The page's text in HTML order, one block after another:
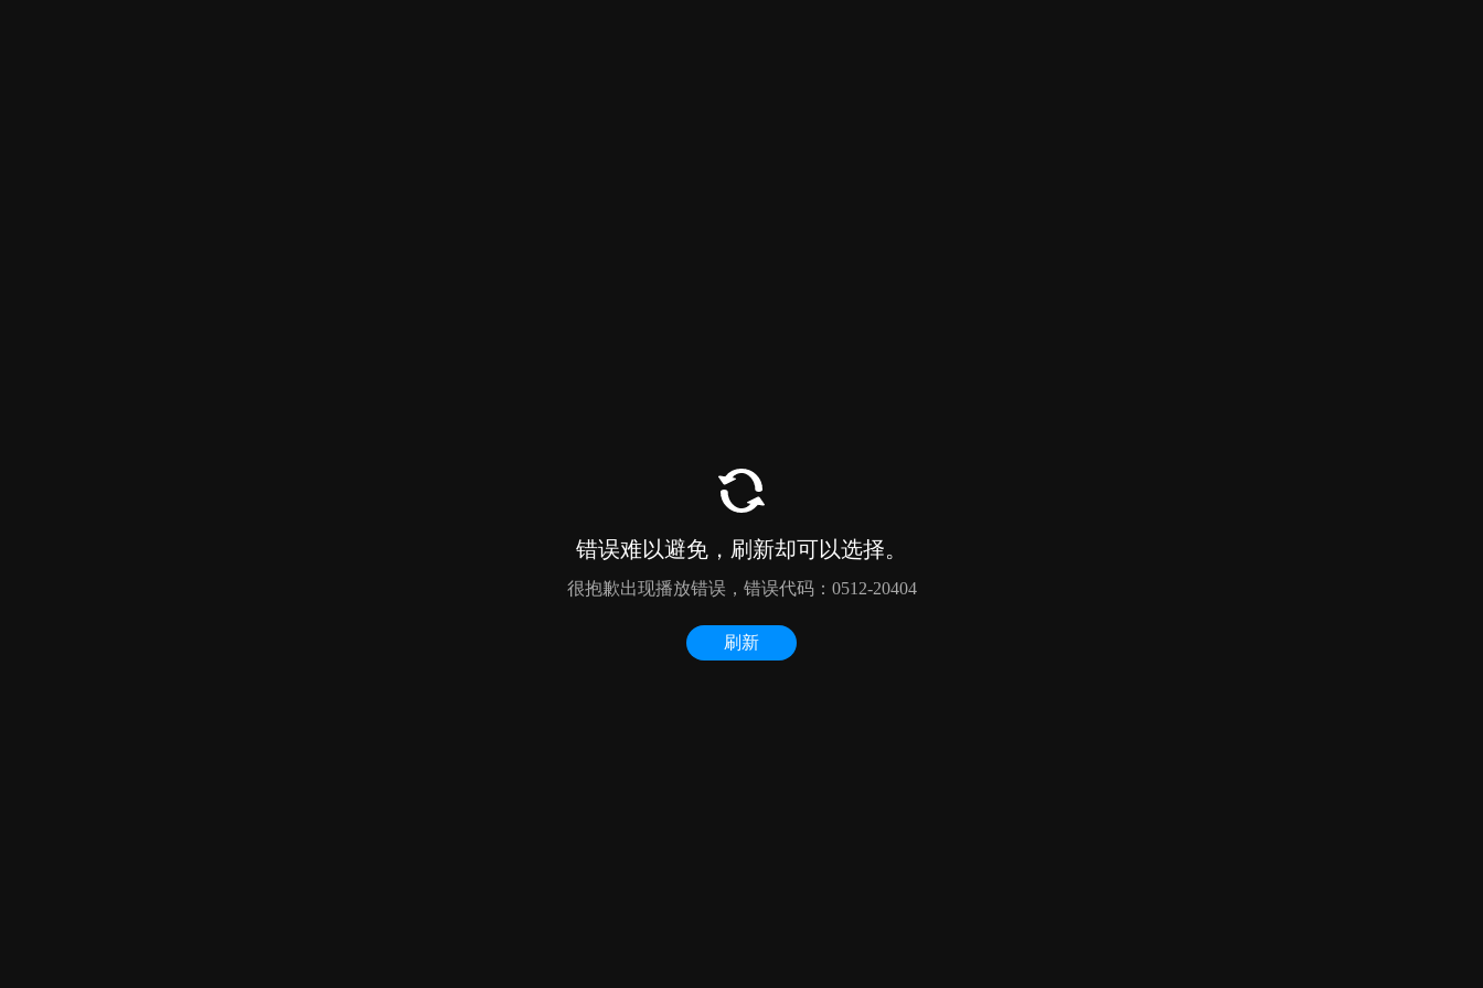
错误难以避免，刷新却可以选择。
很抱歉出现播放错误，错误代码：0512-20404
刷新